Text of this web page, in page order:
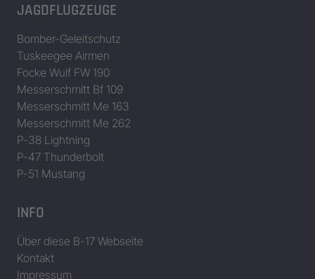
JAGDFLUGZEUGE
Bomber-Geleitschutz
Tuskeegee Airmen
Focke Wulf FW 190
Messerschmitt Bf 109
Messerschmitt Me 163
Messerschmitt Me 262
P-38 Lightning
P-47 Thunderbolt
P-51 Mustang
INFO
Über diese B-17 Webseite
Kontakt
Impressum